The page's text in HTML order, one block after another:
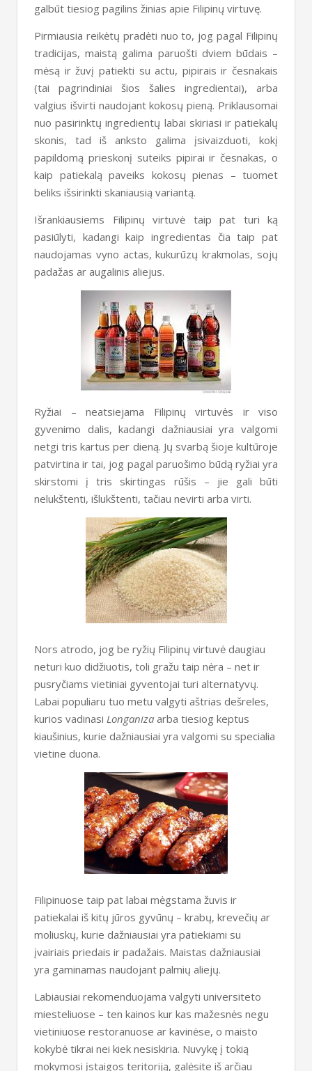
galbūt tiesiog pagilins žinias apie Filipinų virtuvę.
Pirmiausia reikėtų pradėti nuo to, jog pagal Filipinų
tradicijas, maistą galima paruošti dviem būdais –
mėsą ir žuvį patiekti su actu, pipirais ir česnakais
(tai pagrindiniai šios šalies ingredientai), arba
valgius išvirti naudojant kokosų pieną. Priklausomai
nuo pasirinktų ingredientų labai skiriasi ir patiekalų
skonis, tad iš anksto galima įsivaizduoti, kokį
papildomą prieskonį suteiks pipirai ir česnakas, o
kaip patiekalą paveiks kokosų pienas – tuomet
beliks išsirinkti skaniausią variantą.
Išrankiausiems Filipinų virtuvė taip pat turi ką
pasiūlyti, kadangi kaip ingredientas čia taip pat
naudojamas vyno actas, kukurūzų krakmolas, sojų
padažas ar augalinis aliejus.
Ryžiai – neatsiejama Filipinų virtuvės ir viso
gyvenimo dalis, kadangi dažniausiai yra valgomi
netgi tris kartus per dieną. Jų svarbą šioje kultūroje
patvirtina ir tai, jog pagal paruošimo būdą ryžiai yra
skirstomi į tris skirtingas rūšis – jie gali būti
nelukštenti, išlukštenti, tačiau nevirti arba virti.
Nors atrodo, jog be ryžių Filipinų virtuvė daugiau
neturi kuo didžiuotis, toli gražu taip nėra – net ir
pusryčiams vietiniai gyventojai turi alternatyvų.
Labai populiaru tuo metu valgyti aštrias dešreles,
kurios vadinasi Longaniza arba tiesiog keptus
kiaušinius, kurie dažniausiai yra valgomi su specialia
vietine duona.
Filipinuose taip pat labai mėgstama žuvis ir
patiekalai iš kitų jūros gyvūnų – krabų, krevečių ar
moliuskų, kurie dažniausiai yra patiekiami su
įvairiais priedais ir padažais. Maistas dažniausiai
yra gaminamas naudojant palmių aliejų.
Labiausiai rekomenduojama valgyti universiteto
miesteliuose – ten kainos kur kas mažesnės negu
vietiniuose restoranuose ar kavinėse, o maisto
kokybė tikrai nei kiek nesiskiria. Nuvykę į tokią
mokymosi įstaigos teritoriją, galėsite iš arčiau